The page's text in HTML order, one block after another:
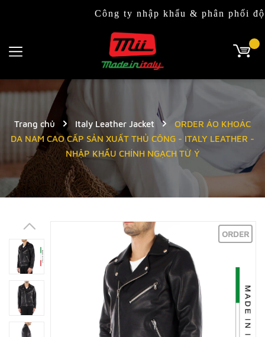
Công ty nhập khẩu & phân phối độc
Trang chủ Italy Leather Jacket
ORDER ÁO KHOÁC
DA NAM CAO CẤP SẢN XUẤT THỦ CÔNG - ITALY LEATHER -
NHẬP KHẨU CHÍNH NGẠCH TỪ Ý
ORDER